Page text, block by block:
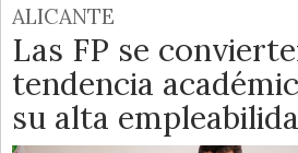
ALICANTE
Las FP se
tendencia
su alta